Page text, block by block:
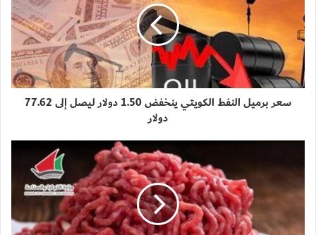
سعر برميل النفط الكويتي ينخفض 1.50 دولار ليصل إلى 77.62
دولار